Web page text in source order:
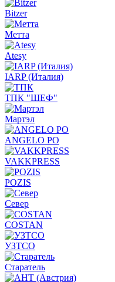
Bitzer
Метта
Atesy
IARP (Италия)
ТПК "ШЕФ"
Мартэл
ANGELO PO
VAKKPRESS
POZIS
Север
COSTAN
УЗТСО
Старатель